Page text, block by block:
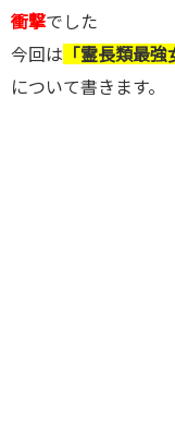
衝撃でした
今回は 「霊長類最強
について書きます。